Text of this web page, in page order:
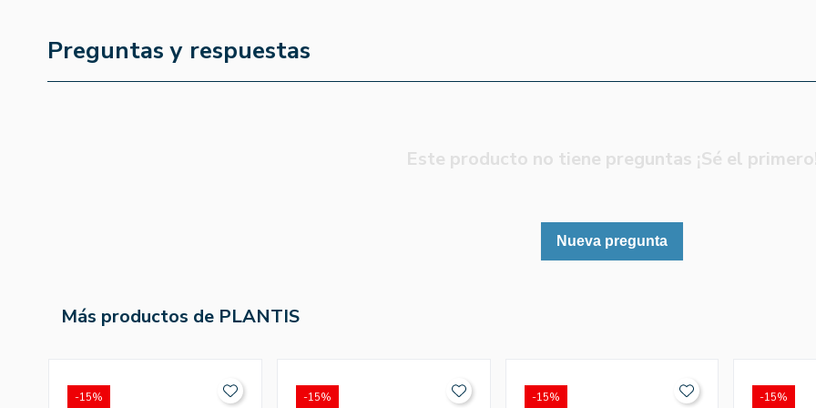
Preguntas y respuestas
Este producto no tiene preguntas ¡Sé el primero!
Nueva pregunta
Más productos de PLANTIS
-15% -15% -15% -15%